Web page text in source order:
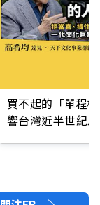
買不起的「單程
響台灣近半世紀